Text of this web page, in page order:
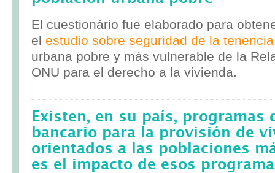
El cuestionário fue elaborado para
el estudio sobre seguridad de la tenencia
urbana pobre y más vulnerable de la
ONU para el derecho a la vivienda.
Existen, en su país, programas
bancario para la provisión de
orientados a las poblaciones
es el impacto de esos